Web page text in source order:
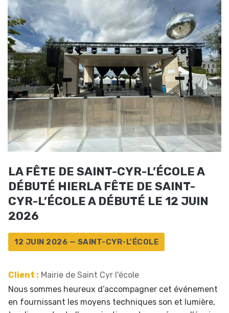
LA FÊTE DE SAINT-CYR-L’ÉCOLE A
DÉBUTÉ HIERLA FÊTE DE SAINT-
CYR-L’ÉCOLE A DÉBUTÉ LE 12 JUIN
2026
12 JUIN 2026 — SAINT-CYR-L'ÉCOLE
Client : Mairie de Saint Cyr l'école
Nous sommes heureux d’accompagner cet événement
en fournissant les moyens techniques son et lumière,